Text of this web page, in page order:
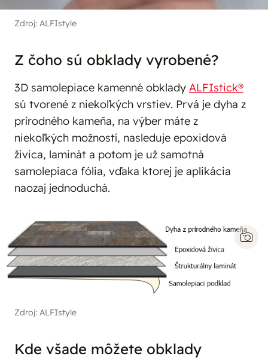
Zdroj: ALFIstyle
Z čoho sú obklady vyrobené?
3D samolepiace kamenné obklady ALFIstick®
sú tvorené z niekoľkých vrstiev. Prvá je dyha z
prírodného kameňa, na výber máte z
niekoľkých možností, nasleduje epoxidová
živica, laminát a potom je už samotná
samolepiaca fólia, vďaka ktorej je aplikácia
naozaj jednoduchá.
Zdroj: ALFIstyle
Kde všade môžete obklady